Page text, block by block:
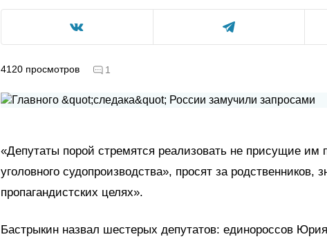
4120 просмотров 1
«Депутаты порой стремятся реализовать не присущие им
уголовного судопроизводства», просят за родственников,
пропагандистских целях».
Бастрыкин назвал шестерых депутатов: единороссов